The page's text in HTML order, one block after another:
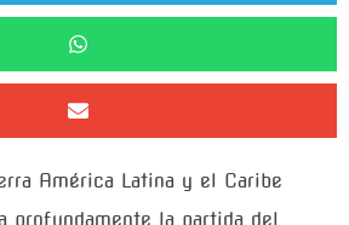
América Latina y el Caribe
profundamente la partida del